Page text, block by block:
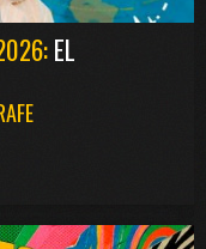
EL